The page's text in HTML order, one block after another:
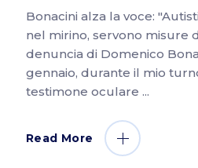
Bonacini alza la voce:
nel mirino, servono misure
denuncia di Domenico
gennaio, durante il mio
testimone oculare
Read More